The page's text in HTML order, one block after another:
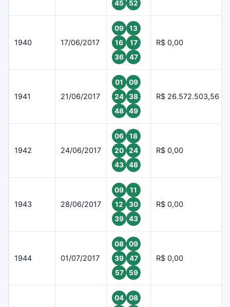
45 52
1940 17/06/2017
09
13
16
17
36
47
R$ 0,00
1941 21/06/2017
01
09
24
38
48
49
R$ 26.572.503,56
1942 24/06/2017
06
18
20
24
43
48
R$ 0,00
1943 28/06/2017
09
11
12
30
39
43
R$ 0,00
1944 01/07/2017
08
09
39
47
57
59
R$ 0,00
04
08